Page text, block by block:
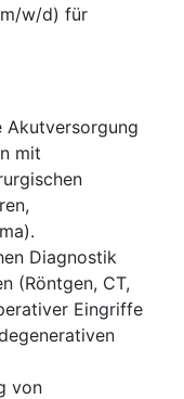
w/d) für
Akutversorgung
mit
Diagnostik
(Röntgen, CT,
Eingriffe
von